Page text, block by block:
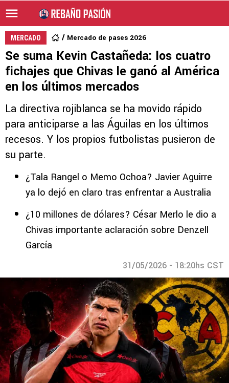
MERCADO Mercado de pases 2026
Se suma Kevin Castañeda: los cuatro
fichajes que Chivas le ganó al América
en los últimos mercados
La directiva rojiblanca se ha movido rápido
para anticiparse a las Águilas en los últimos
recesos. Y los propios futbolistas pusieron de
su parte.
¿Tala Rangel o Memo Ochoa? Javier Aguirre
ya lo dejó en claro tras enfrentar a Australia
¿10 millones de dólares? César Merlo le dio a
Chivas importante aclaración sobre Denzell
García
31/05/2026 - 18:20hs CST